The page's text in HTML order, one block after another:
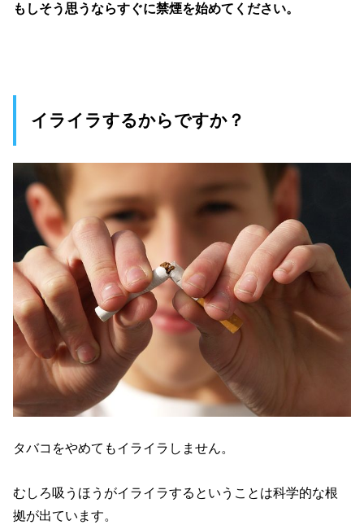
もしそう思うならすぐに禁煙を始めてください。
イライラするからですか？
タバコをやめてもイライラしません。
むしろ吸うほうがイライラするということは科学的な根
拠が出ています。